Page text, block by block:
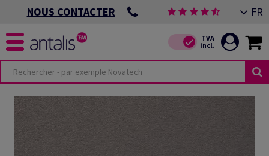
NOUS CONTACTER FR